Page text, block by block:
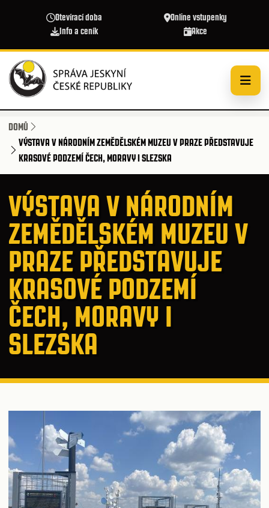
Otevírací doba
Online vstupenky
Info a ceník
Akce
DOMŮ
VÝSTAVA V NÁRODNÍM ZEMĚDĚLSKÉM MUZEU V PRAZE PŘEDSTAVUJE
KRASOVÉ PODZEMÍ ČECH, MORAVY I SLEZSKA
VÝSTAVA V NÁRODNÍM
ZEMĚDĚLSKÉM MUZEU V
PRAZE PŘEDSTAVUJE
KRASOVÉ PODZEMÍ
ČECH, MORAVY I
SLEZSKA